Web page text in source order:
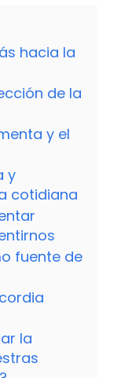
hacia la
de la
y el
y
cotidiana
fuente de
la